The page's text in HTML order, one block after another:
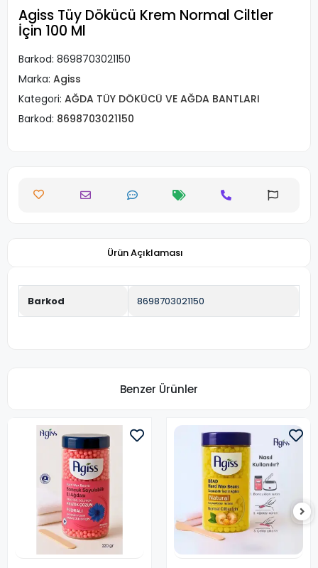
Agiss Tüy Dökücü Krem Normal Ciltler
İçin 100 Ml
Barkod: 8698703021150
Marka: Agiss
Kategori: AĞDA TÜY DÖKÜCÜ VE AĞDA BANTLARI
Barkod: 8698703021150
Ürün Açıklaması
Barkod 8698703021150
Benzer Ürünler